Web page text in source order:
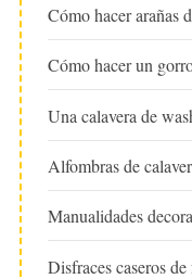
Cómo hacer arañas
Cómo hacer un
Una calavera de
Alfombras de
Manualidades
Disfraces caseros de